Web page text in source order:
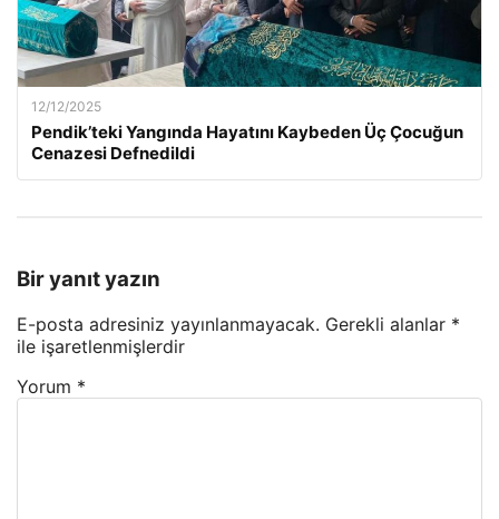
12/12/2025
Pendik’teki Yangında Hayatını Kaybeden Üç Çocuğun
Cenazesi Defnedildi
Bir yanıt yazın
E-posta adresiniz yayınlanmayacak. Gerekli alanlar *
ile işaretlenmişlerdir
Yorum *